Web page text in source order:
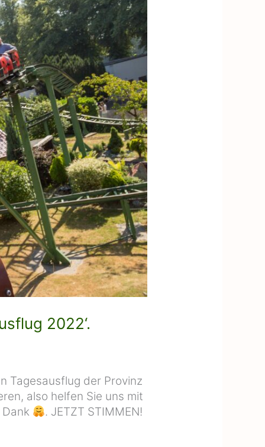
2022‘.
Tagesausflug der Provinz
also helfen Sie uns mit
. JETZT STIMMEN!